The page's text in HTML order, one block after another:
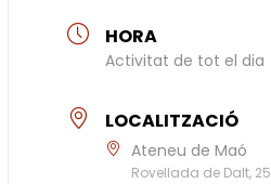
HORA
Activitat de tot el dia
LOCALITZACIÓ
Ateneu de Maó
Rovellada de Dalt, 25